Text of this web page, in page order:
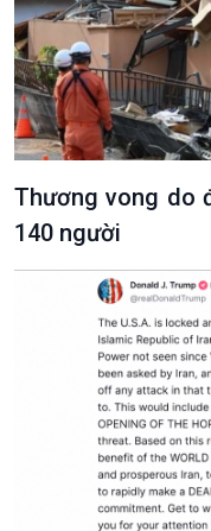
Podcast
Thương vong do
140 người